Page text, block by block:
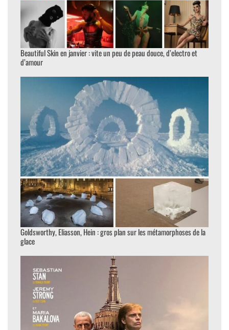
Beautiful Skin en janvier : vite un peu de peau douce, d’electro et
d’amour
Goldsworthy, Eliasson, Hein : gros plan sur les métamorphoses de la
glace